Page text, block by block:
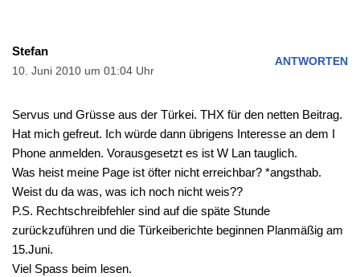
Stefan
10. Juni 2010 um 01:04 Uhr
ANTWORTEN
Servus und Grüsse aus der Türkei. THX für den netten Beitrag.
Hat mich gefreut. Ich würde dann übrigens Interesse an dem I
Phone anmelden. Vorausgesetzt es ist W Lan tauglich.
Was heist meine Page ist öfter nicht erreichbar? *angsthab.
Weist du da was, was ich noch nicht weis??
P.S. Rechtschreibfehler sind auf die späte Stunde
zurückzuführen und die Türkeiberichte beginnen Planmäßig am
15.Juni.
Viel Spass beim lesen.